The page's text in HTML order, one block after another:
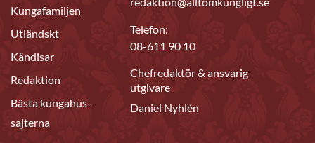
Kungafamiljen
Utländskt
Kändisar
Redaktion
Bästa kungahus-
sajterna
Telefon:
08-611 90 10
Chefredaktör & ansvarig
utgivare
Daniel Nyhlén